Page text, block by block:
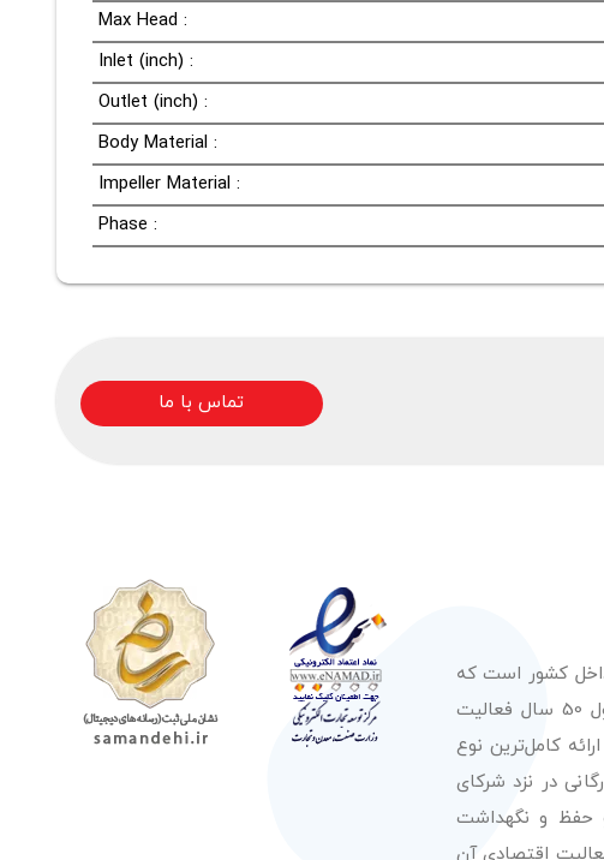
Max Head :
Inlet (inch) :
Outlet (inch) :
Body Material :
Impeller Material :
Phase :
تماس با ما
داخل کشور است که
عرضه با کیفیت‌ترین محصولات از معتبرترین برندهای شناخته شده بین‌المللی را در طول 50 سال فعالیت
کامل‌ترین نوع
در نزد شرکای
و حفظ و نگهداشت